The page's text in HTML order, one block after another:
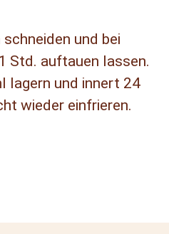
und bei
Std. auftauen lassen.
lagern und innert 24
wieder einfrieren.